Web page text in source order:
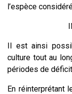
l’espèce
INN =
Il est ainsi
culture tout au
périodes de
En réinterprétant